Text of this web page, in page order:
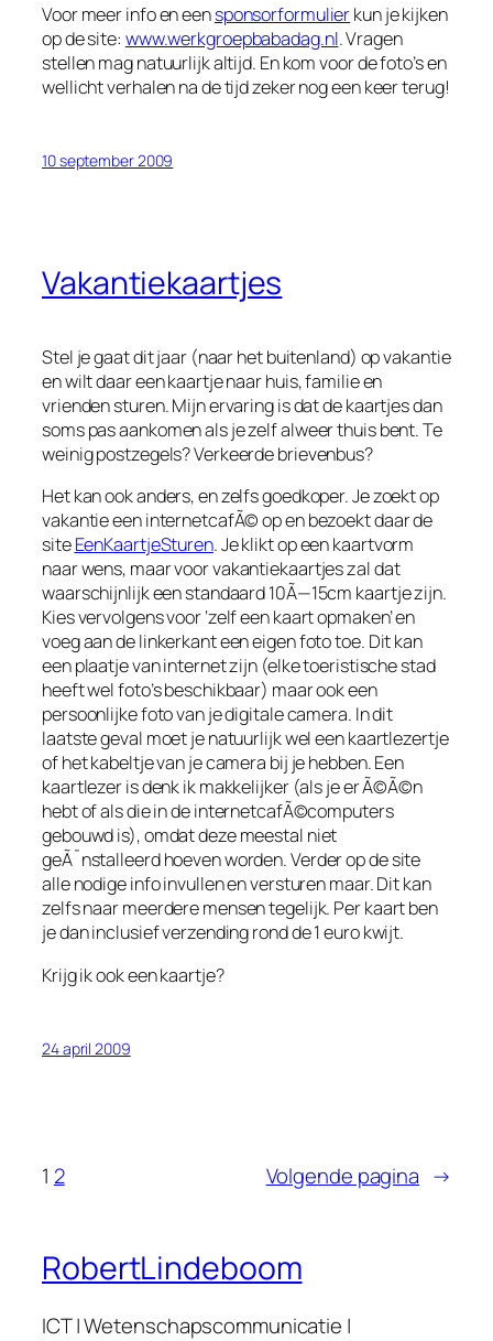
Voor meer info en eensponsorformulierkun je kijken
op de site: www.werkgroepbabadag.nl. Vragen
stellen mag natuurlijk altijd. En kom voor de foto’s en
wellicht verhalen na de tijd zeker nog een keer terug!
10 september 2009
Vakantiekaartjes
Stel je gaat dit jaar (naar het buitenland) op vakantie
en wilt daar een kaartje naar huis, familie en
vrienden sturen. Mijn ervaring is dat de kaartjes dan
soms pas aankomen als je zelf alweer thuis bent. Te
weinig postzegels? Verkeerde brievenbus?
Het kan ook anders, en zelfs goedkoper. Je zoekt op
vakantie een internetcafÃ© op en bezoekt daar de
siteEenKaartjeSturen. Je klikt op een kaartvorm
naar wens, maar voor vakantiekaartjes zal dat
waarschijnlijk een standaard 10Ã—15cm kaartje zijn.
Kies vervolgens voor ‘zelf een kaart opmaken’ en
voeg aan de linkerkant een eigen foto toe. Dit kan
een plaatje van internet zijn (elke toeristische stad
heeft wel foto’s beschikbaar) maar ook een
persoonlijke foto van je digitale camera. In dit
laatste geval moet je natuurlijk wel een kaartlezertje
of het kabeltje van je camera bij je hebben. Een
kaartlezer is denk ik makkelijker (als je er Ã©Ã©n
hebt of als die in de internetcafÃ©computers
gebouwd is), omdat deze meestal niet
geÃ¯nstalleerd hoeven worden. Verder op de site
alle nodige info invullen en versturen maar. Dit kan
zelfs naar meerdere mensen tegelijk. Per kaart ben
je dan inclusief verzending rond de 1 euro kwijt.
Krijg ik ook een kaartje?
24 april 2009
1 2 Volgende pagina →
RobertLindeboom
ICT | Wetenschapscommunicatie |